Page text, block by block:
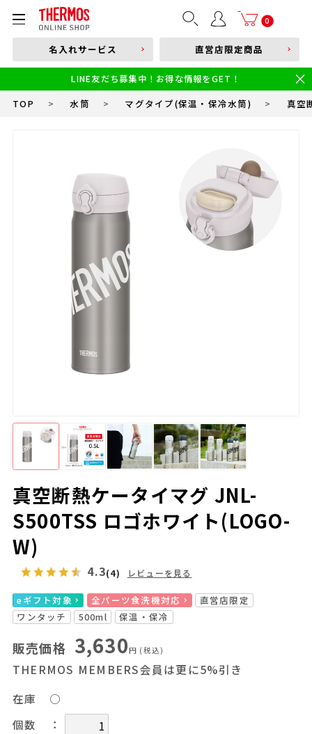
0
部品購入はこちら
本体品番やキーワードを入力
食洗機対応 新製品
幼児・園児向け水筒
小学生 低・中学年向け水筒
小学生 中・高学年向け水筒
名入れサービス 直営店限定商品
LINE友だち募集中！お得な情報をGET！
TOP > 水筒 > マグタイプ(保温・保冷水筒) > 真空
真空断熱ケータイマグ JNL-
S500TSS ロゴホワイト(LOGO-
W)
4.3(4) レビューを見る
eギフト対象 全パーツ食洗機対応
直営店限定
ワンタッチ
500ml 保温・保冷
販売価格 3,630円 (税込)
THERMOS MEMBERS会員は更に5%引き
在庫
○
個数
：